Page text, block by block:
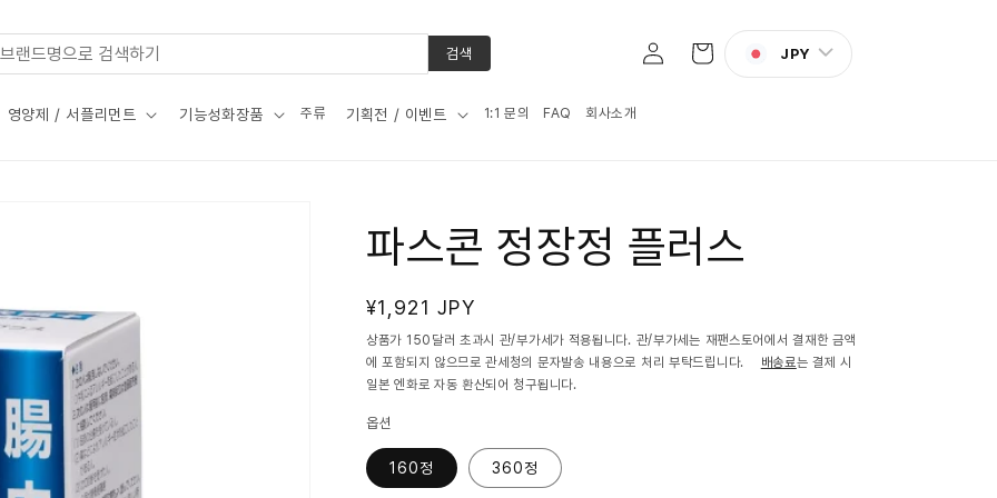
영양제 / 서플리먼트 기능성화장품 주류 기획전 / 이벤트 1:1 문의 FAQ 회사소개
그
트
JPY
검색
파스콘 정장정 플러스
정
가
¥1,921 JPY
상품가 150달러 초과시 관/부가세가 적용됩니다. 관/부가세는 재팬스토어에서 결재한 금액
에 포함되지 않으므로 관세청의 문자발송 내용으로 처리 부탁드립니다. 배송료는 결제 시
일본 엔화로 자동 환산되어 청구됩니다.
옵션
160정 360정